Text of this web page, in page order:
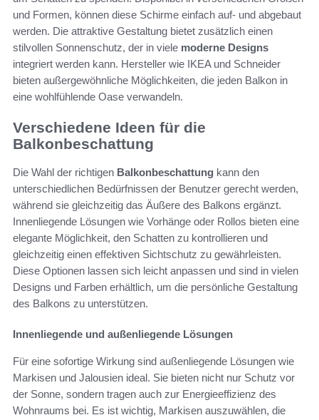
und Formen, können diese Schirme einfach auf- und abgebaut
werden. Die attraktive Gestaltung bietet zusätzlich einen
stilvollen Sonnenschutz, der in viele moderne Designs
integriert werden kann. Hersteller wie IKEA und Schneider
bieten außergewöhnliche Möglichkeiten, die jeden Balkon in
eine wohlfühlende Oase verwandeln.
Verschiedene Ideen für die
Balkonbeschattung
Die Wahl der richtigen Balkonbeschattung kann den
unterschiedlichen Bedürfnissen der Benutzer gerecht werden,
während sie gleichzeitig das Äußere des Balkons ergänzt.
Innenliegende Lösungen wie Vorhänge oder Rollos bieten eine
elegante Möglichkeit, den Schatten zu kontrollieren und
gleichzeitig einen effektiven Sichtschutz zu gewährleisten.
Diese Optionen lassen sich leicht anpassen und sind in vielen
Designs und Farben erhältlich, um die persönliche Gestaltung
des Balkons zu unterstützen.
Innenliegende und außenliegende Lösungen
Für eine sofortige Wirkung sind außenliegende Lösungen wie
Markisen und Jalousien ideal. Sie bieten nicht nur Schutz vor
der Sonne, sondern tragen auch zur Energieeffizienz des
Wohnraums bei. Es ist wichtig, Markisen auszuwählen, die